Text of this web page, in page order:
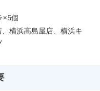
×5個
横浜高島屋店、横浜キ